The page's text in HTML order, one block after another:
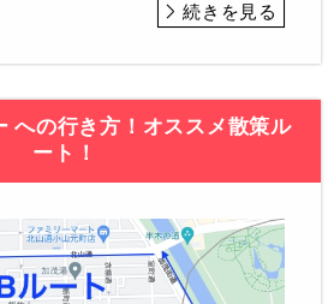
続きを見る
への行き方！オススメ散策ル
ート！